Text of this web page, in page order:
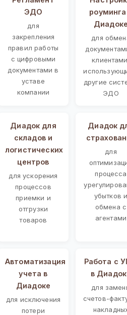
ЭДО
для
закрепления
правил работы
с цифровыми
документами в
уставе
компании
Диадоке
для
другие
ЭДО
Диадок для
складов и
логистических
центров
для ускорения
процессов
приемки и
отгрузки
товаров
Диадок
для
процесса
убытков и
обмена с
агентами
Автоматизация
учета в
Диадоке
для исключения
потери
Работа с
в
для
счетов-